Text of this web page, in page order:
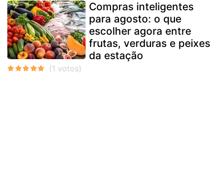
Compras inteligentes
para agosto: o que
escolher agora entre
frutas, verduras e peixes
da estação